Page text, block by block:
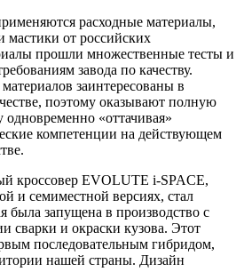
расходные материалы,
мастики от российских
прошли множественные тесты и
завода по качеству.
заинтересованы в
поэтому оказывают полную
«оттачивая»
компетенции на действующем
кроссовер EVOLUTE i-SPACE,
и семиместной версиях, стал
была запущена в производство с
сварки и окраски кузова. Этот
последовательным гибридом,
нашей страны. Дизайн